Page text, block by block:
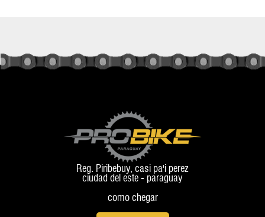
Reg. Piribebuy, casi pa'i perez
ciudad del este - paraguay
como chegar